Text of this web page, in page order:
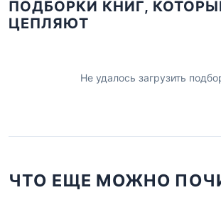
ПОДБОРКИ КНИГ,
ЦЕПЛЯЮТ
Не удалось загрузить
ЧТО ЕЩЕ МОЖНО